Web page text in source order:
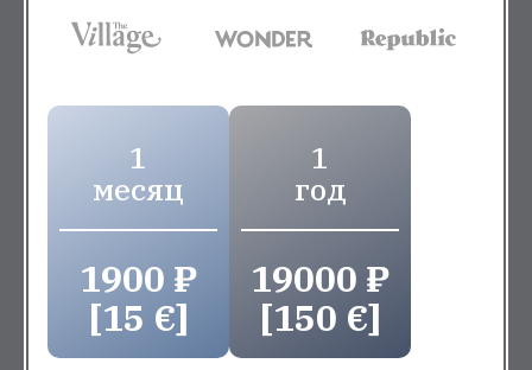
1
месяц
1900 ₽
[15 €]
1
год
19000 ₽
[150 €]